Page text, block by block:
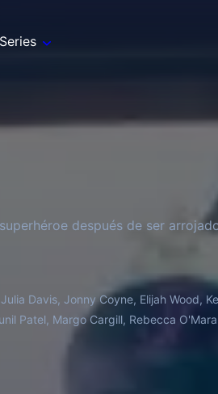
Series
después de ser
Davis, Jonny Coyne, Elijah Wood,
Patel, Margo Cargill, Rebecca O'Mara